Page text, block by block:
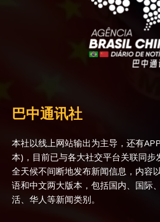
巴中通讯社
本社以线上网站输出为主导，还有
本)，目前已与各大社交平台关联同步
全天候不间断地发布新闻信息，内容
语和中文两大版本，包括国内、国际
活、华人等新闻类别。